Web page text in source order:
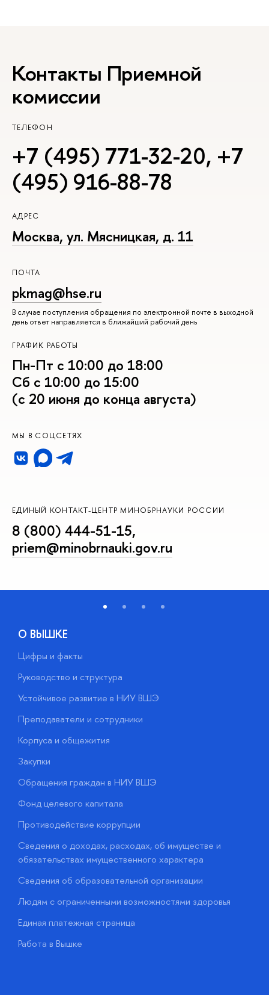
Контакты Приемной
комиссии
ТЕЛЕФОН
+7 (495) 771-32-20, +7
(495) 916-88-78
АДРЕС
Москва, ул. Мясницкая, д. 11
ПОЧТА
pkmag@hse.ru
В случае поступления обращения по электронной почте в выходной
день ответ направляется в ближайший рабочий день
ГРАФИК РАБОТЫ
Пн-Пт с 10:00 до 18:00
Сб с 10:00 до 15:00
(с 20 июня до конца августа)
МЫ В СОЦСЕТЯХ
ЕДИНЫЙ КОНТАКТ-ЦЕНТР МИНОБРНАУКИ РОССИИ
8 (800) 444-51-15,
priem@minobrnauki.gov.ru
О ВЫШКЕ
Цифры и факты
Руководство и структура
Устойчивое развитие в НИУ ВШЭ
Преподаватели и сотрудники
Корпуса и общежития
Закупки
Обращения граждан в НИУ ВШЭ
Фонд целевого капитала
Противодействие коррупции
Сведения о доходах, расходах, об имуществе и
обязательствах имущественного характера
Сведения об образовательной организации
Людям с ограниченными возможностями здоровья
Единая платежная страница
Работа в Вышке